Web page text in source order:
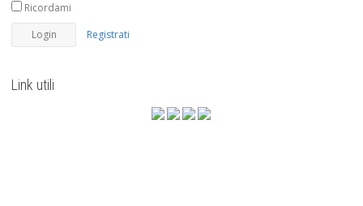
Ricordami
Registrati
Link utili